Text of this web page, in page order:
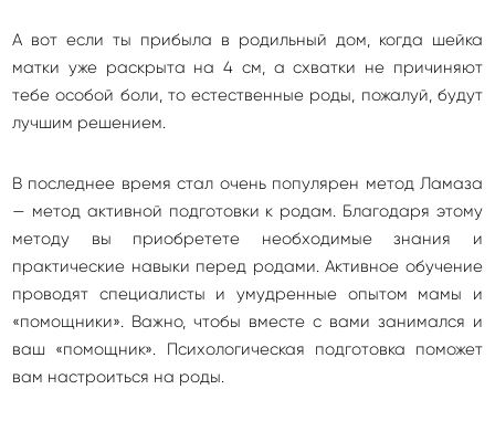
А вот если ты прибыла в родильный дом, когда шейка
матки уже раскрыта на 4 см, а схватки не причиняют
тебе особой боли, то естественные роды, пожалуй, будут
лучшим решением.
В последнее время стал очень популярен метод Ламаза
— метод активной подготовки к родам. Благодаря этому
методу вы приобретете необходимые знания и
практические навыки перед родами. Активное обучение
проводят специалисты и умудренные опытом мамы и
«помощники». Важно, чтобы вместе с вами занимался и
ваш «помощник». Психологическая подготовка поможет
вам настроиться на роды.